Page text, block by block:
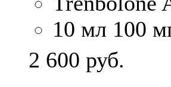
10 мл 100
2 600 руб.